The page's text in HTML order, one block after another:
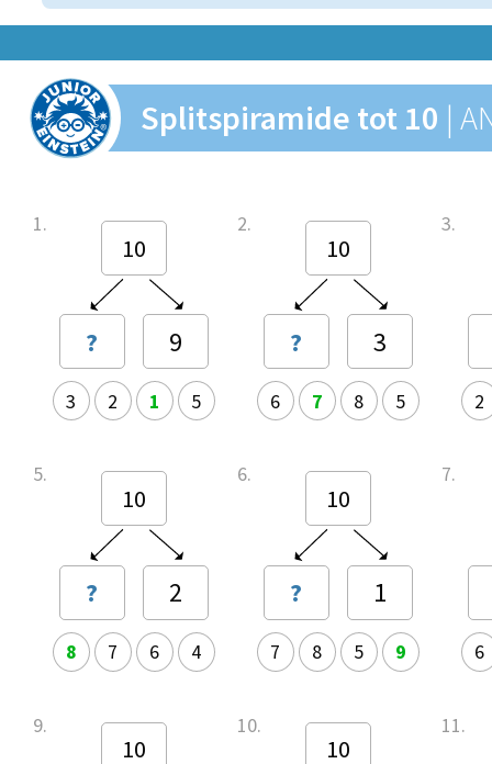
Splitspiramide tot 10 |
1.
10
? 9
3 2 1 5
2.
10
? 3
6 7 8 5
3.
2
5.
10
? 2
8 7 6 4
6.
10
? 1
7 8 5 9
7.
6
9.
10
10.
10
11.